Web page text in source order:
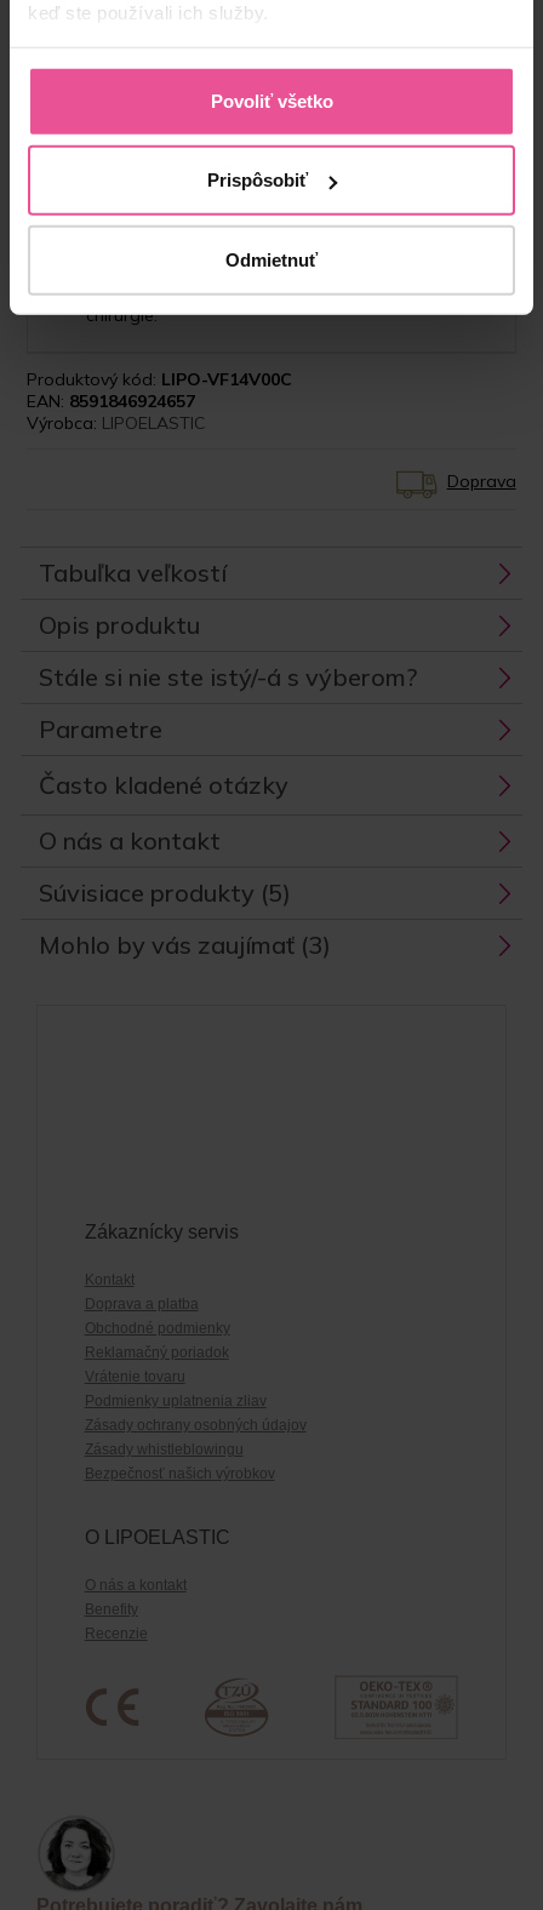
keď ste používali ich služby.
Povoliť všetko
Prispôsobiť
Odmietnuť
“Kompresné prádlo patrí k neoddeliteľnej súčasti
pooperačnej starostlivosti. Jeho správne nosenie
regenerácie tkanív po výkone. V mojej praxi
využívam kompresné prádlo od spoločnosti
LIPOELASTIC. Spoločnosť LIPOELASTIC patrí k
špičke kompresnej starostlivosti, čo dokazuje
výrobkov a široká škála kompresívnych návlekov
a podprseniek pokryje všetky zákroky plastickej
chirurgie.”
Produktový kód: LIPO-VF14V00C
EAN: 8591846924657
Výrobca: LIPOELASTIC
Doprava
Tabuľka veľkostí
Opis produktu
Stále si nie ste istý/-á s výberom?
Parametre
Často kladené otázky
O nás a kontakt
Súvisiace produkty (5)
Mohlo by vás zaujímať (3)
Zákaznícky servis
Kontakt
Doprava a platba
Obchodné podmienky
Reklamačný poriadok
Vrátenie tovaru
Podmienky uplatnenia zliav
Zásady ochrany osobných údajov
Zásady whistleblowingu
Bezpečnosť našich výrobkov
O LIPOELASTIC
O nás a kontakt
Benefity
Recenzie
Potrebujete poradiť? Zavolajte nám.